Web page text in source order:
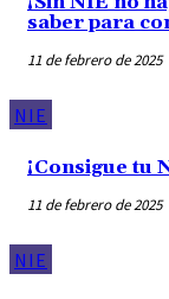
saber para
11 de febrero de 2025
NIE
¡Consigue tu
11 de febrero de 2025
NIE